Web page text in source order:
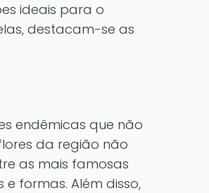
ideais para o
destacam-se as
endêmicas que não
da região não
as mais famosas
formas. Além disso,